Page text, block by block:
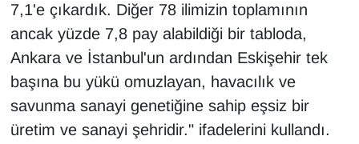
7,1'e çıkardık. Diğer 78 ilimizin toplamının
ancak yüzde 7,8 pay alabildiği bir tabloda,
Ankara ve İstanbul'un ardından Eskişehir tek
başına bu yükü omuzlayan, havacılık ve
savunma sanayi genetiğine sahip eşsiz bir
üretim ve sanayi şehridir." ifadelerini kullandı.